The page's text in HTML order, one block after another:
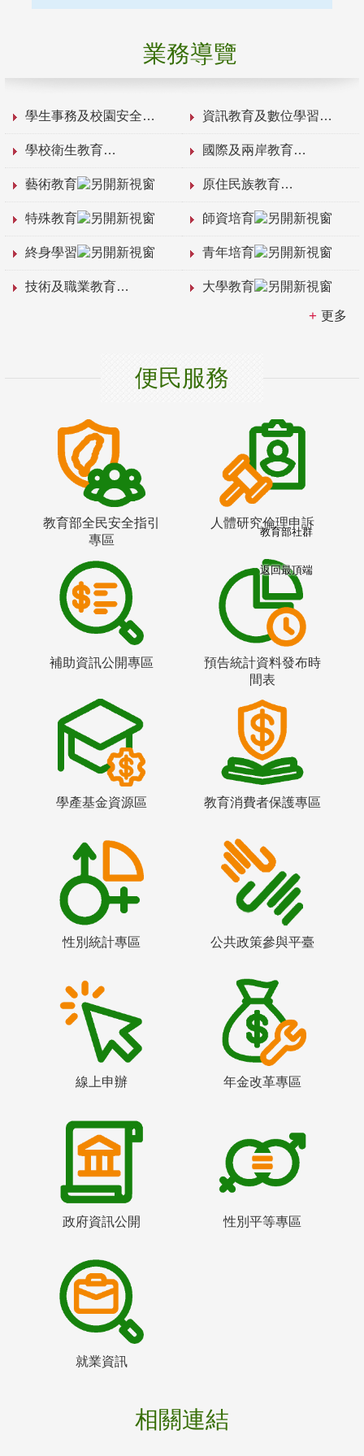
業務導覽
學生事務及校園安全 資訊教育及數位學習
學校衛生教育 國際及兩岸教育
藝術教育 原住民族教育
特殊教育 師資培育
終身學習 青年培育
技術及職業教育 大學教育
更多
便民服務
教育部全民安全指引
專區
人體研究倫理申訴
補助資訊公開專區
預告統計資料發布時
間表
學產基金資源區 教育消費者保護專區
性別統計專區 公共政策參與平臺
線上申辦 年金改革專區
政府資訊公開 性別平等專區
就業資訊
相關連結
教育部社群
返回最頂端